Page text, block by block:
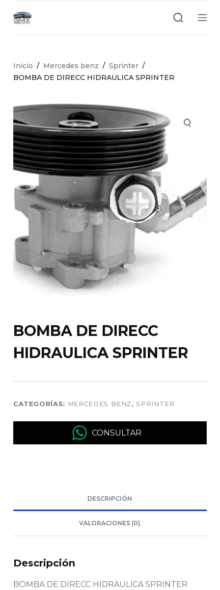
a
a
c
o
n
e
d
Inicio / Mercedes benz / Sprinter /
BOMBA DE DIRECC HIDRAULICA SPRINTER
BOMBA DE DIRECC
HIDRAULICA SPRINTER
CATEGORÍAS: MERCEDES BENZ,SPRINTER
CONSULTAR
DESCRIPCIÓN
VALORACIONES (0)
Descripción
BOMBA DE DIRECC HIDRAULICA SPRINTER